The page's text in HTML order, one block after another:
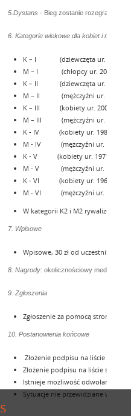
5.Dystans - Bieg zostanie rozegrany na
6. Kategorie wiekowe dla kobiet i
K – I (dziewczęta ur. 2008 i
M – I (chłopcy ur. 2008 i
K – II (dziewczęta ur. 2003 i
M – II (mężczyźni ur. 2003 i
K – III (kobiety ur. 2002
M – III (mężczyźni ur.
K - IV (kobiety ur. 1986
M - IV (mężczyźni ur.
K - V (kobiety ur. 1971-
M - V (mężczyźni ur.
K - VI (kobiety ur. 1961 i
M - VI (mężczyźni ur.
W kategorii K2 i M2 rywalizują
7. Wpisowe
Wpisowe, 30 zł od uczestnika (w
8. Nagrody: okolicznościowy medal,
9. Zgłoszenia
Zgłoszenie za pomocą strony
10. Postanowienia końcowe
Złożenie podpisu na liście
Złożenie podpisu na liście
Istnieje możliwość odwołania
Sytuacje nie przewidziane w w/w